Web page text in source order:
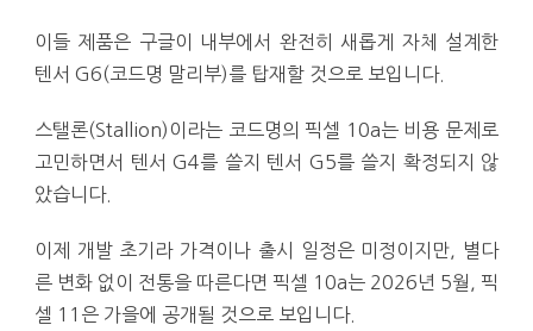
이들 제품은 구글이 내부에서 완전히 새롭게 자체 설계한
텐서 G6(코드명 말리부)를 탑재할 것으로 보입니다.
스탤론(Stallion)이라는 코드명의 픽셀 10a는 비용 문제로
고민하면서 텐서 G4를 쓸지 텐서 G5를 쓸지 확정되지 않
았습니다.
이제 개발 초기라 가격이나 출시 일정은 미정이지만, 별다
른 변화 없이 전통을 따른다면 픽셀 10a는 2026년 5월, 픽
셀 11은 가을에 공개될 것으로 보입니다.